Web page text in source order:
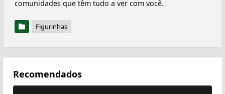
comunidades que têm tudo a ver com você.
Figurinhas
Recomendados